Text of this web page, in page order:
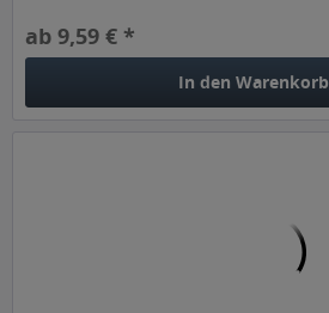
ab 9,59 € *
In den Warenkorb